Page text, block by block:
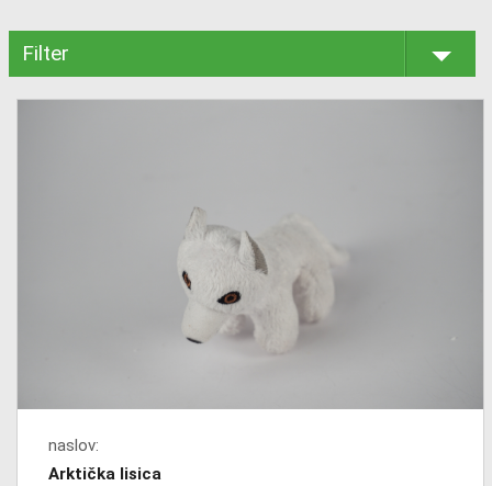
Filter
naslov:
Arktička lisica